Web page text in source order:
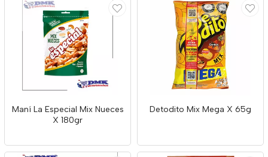
Maní La Especial Mix Nueces
X 180gr
Detodito Mix Mega X 65g